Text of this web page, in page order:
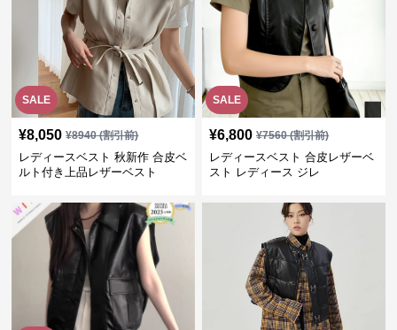
SALE
¥8,050 ¥8940(割引前)
レディースベスト 秋新作 合皮ベ
ルト付き上品レザーベスト
SALE
¥6,800 ¥7560(割引前)
レディースベスト 合皮レザーベ
スト レディース ジレ